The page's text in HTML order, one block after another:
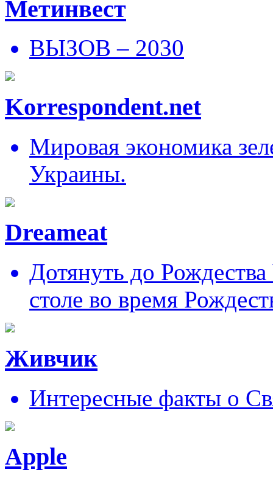
Метинвест
ВЫЗОВ – 2030
Korrespondent.net
Мировая экономика
Украины.
Dreameat
Дотянуть до
столе во время
Живчик
Интересные факты о
Apple